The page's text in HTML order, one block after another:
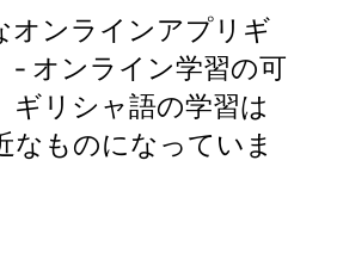
オンラインアプリギ
- オンライン学習の可
ギリシャ語の学習は
なものになっていま